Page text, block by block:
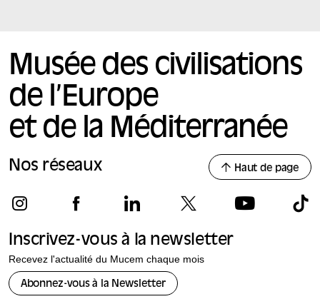
Musée des civilisations
de l’Europe
et de la Méditerranée
Nos réseaux Haut de page
Inscrivez-vous à la newsletter
Recevez l'actualité du Mucem chaque mois
Abonnez-vous à la Newsletter